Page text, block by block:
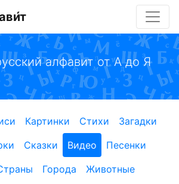
алфавит от А до Я
Картинки Стихи
Загадки
Сказки Видео
Песенки
Города
Животные